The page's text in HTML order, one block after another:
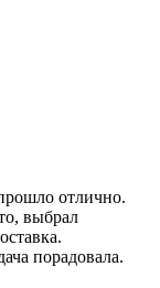
отлично.
выбрал
порадовала.